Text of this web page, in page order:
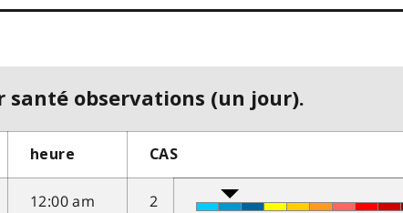
santé observations (un jour).
heure CAS
12:00 am
2